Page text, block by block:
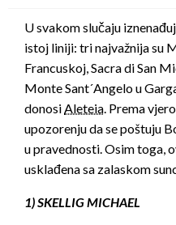
U svakom slučaju
istoj liniji: tri najvažnija su
Francuskoj, Sacra di San
Monte Sant´Angelo u
donosiAleteia. Prema
upozorenju da se poštuju
u pravednosti. Osim toga,
usklađena sa zalaskom
1) SKELLIG MICHAEL